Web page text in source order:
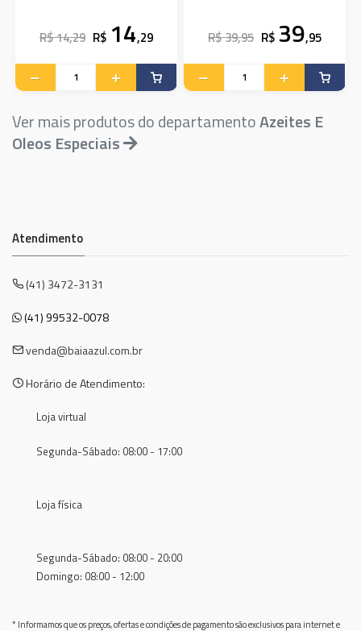
R$ 14,29 R$ 14,29 R$ 39,95 R$ 39,95
Ver mais produtos do departamentoAzeites E
Oleos Especiais
Atendimento
(41) 3472-3131
(41) 99532-0078
venda@baiaazul.com.br
Horário de Atendimento:
Loja virtual
Segunda-Sábado: 08:00 - 17:00
Loja física
Segunda-Sábado: 08:00 - 20:00
Domingo: 08:00 - 12:00
* Informamos que os preços, ofertas e condições de pagamento são exclusivos para internet e